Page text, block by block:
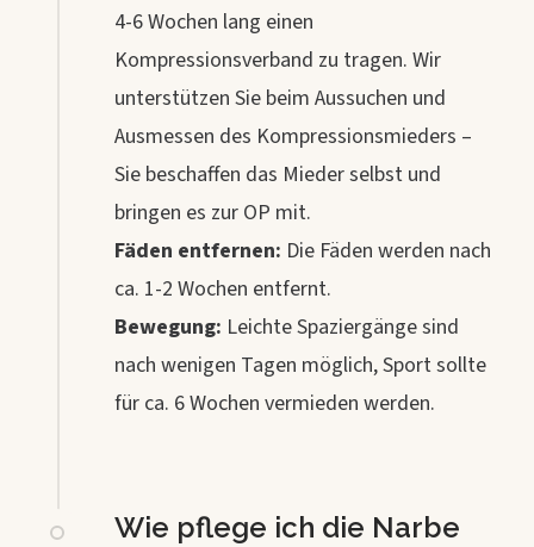
4-6 Wochen lang einen
Kompressionsverband zu tragen. Wir
unterstützen Sie beim Aussuchen und
Ausmessen des Kompressionsmieders –
Sie beschaffen das Mieder selbst und
bringen es zur OP mit.
Fäden entfernen: Die Fäden werden nach
ca. 1-2 Wochen entfernt.
Bewegung: Leichte Spaziergänge sind
nach wenigen Tagen möglich, Sport sollte
für ca. 6 Wochen vermieden werden.
Wie pflege ich die Narbe